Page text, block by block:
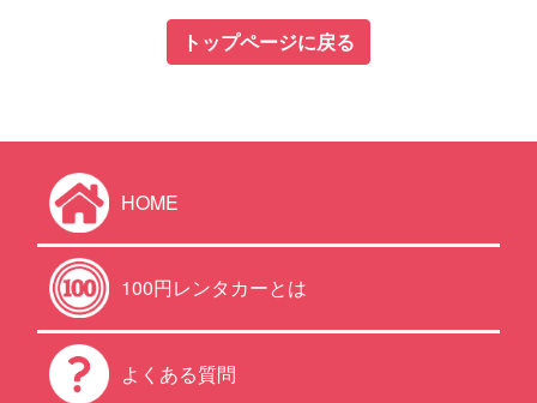
トップページに戻る
HOME
100円レンタカーとは
よくある質問